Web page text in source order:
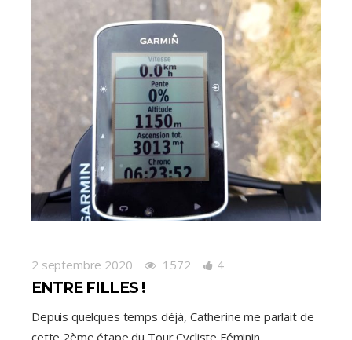
2 septembre 2020 1572 4
ENTRE FILLES !
Depuis quelques temps déjà, Catherine me parlait de
cette 2ème étape du Tour Cycliste Féminin